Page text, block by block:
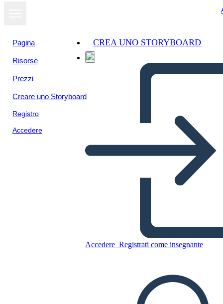
Pagina
Risorse
Prezzi
Creare uno Storyboard
Registro
Accedere
CREA UNO STORYBOARD
Accedere Registrati come insegnante
Poster di Direzione